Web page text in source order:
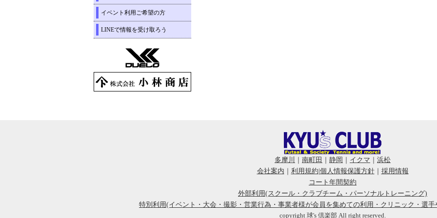
イベント利用ご希望の方
LINEで情報を受け取ろう
多摩川 南町田 静岡 イクマ
浜松
会社案内
利用規約 個人情報保護方針｜ 採用情報
コート年間契約
外部利用(スクール・クラブチーム・パーソナルトレーニング)
特別利用(イベント・大会・撮影・営業行為・事業者様が会員を集めての利用・クリニック・選
copyright 球's 倶楽部 All right reserved.